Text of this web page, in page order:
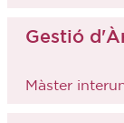
Gestió
Màster